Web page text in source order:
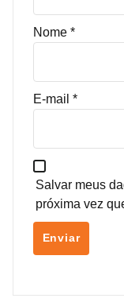
Nome *
E-mail *
Salvar meus
próxima vez